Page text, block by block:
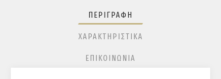
ΠΕΡΙΓΡΑΦΉ
ΧΑΡΑΚΤΗΡΙΣΤΙΚΆ
ΕΠΙΚΟΙΝΩΝΊΑ